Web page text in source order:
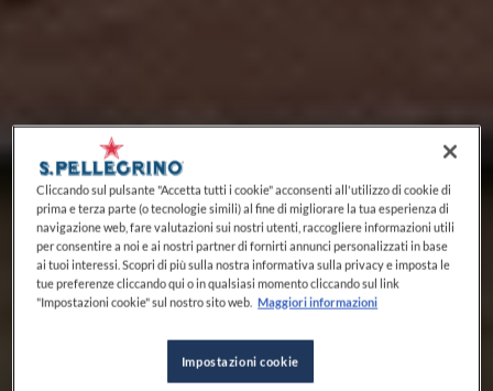
Cliccando sul pulsante "Accetta tutti i cookie" acconsenti all'utilizzo di cookie di
prima e terza parte (o tecnologie simili) al fine di migliorare la tua esperienza di
navigazione web, fare valutazioni sui nostri utenti, raccogliere informazioni utili
per consentire a noi e ai nostri partner di fornirti annunci personalizzati in base
ai tuoi interessi. Scopri di più sulla nostra informativa sulla privacy e imposta le
tue preferenze cliccando qui o in qualsiasi momento cliccando sul link
"Impostazioni cookie" sul nostro sito web. Maggiori informazioni
Impostazioni cookie